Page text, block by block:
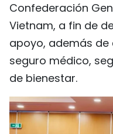
Confederación
Vietnam, a fin de
apoyo, además
seguro médico,
de bienestar.